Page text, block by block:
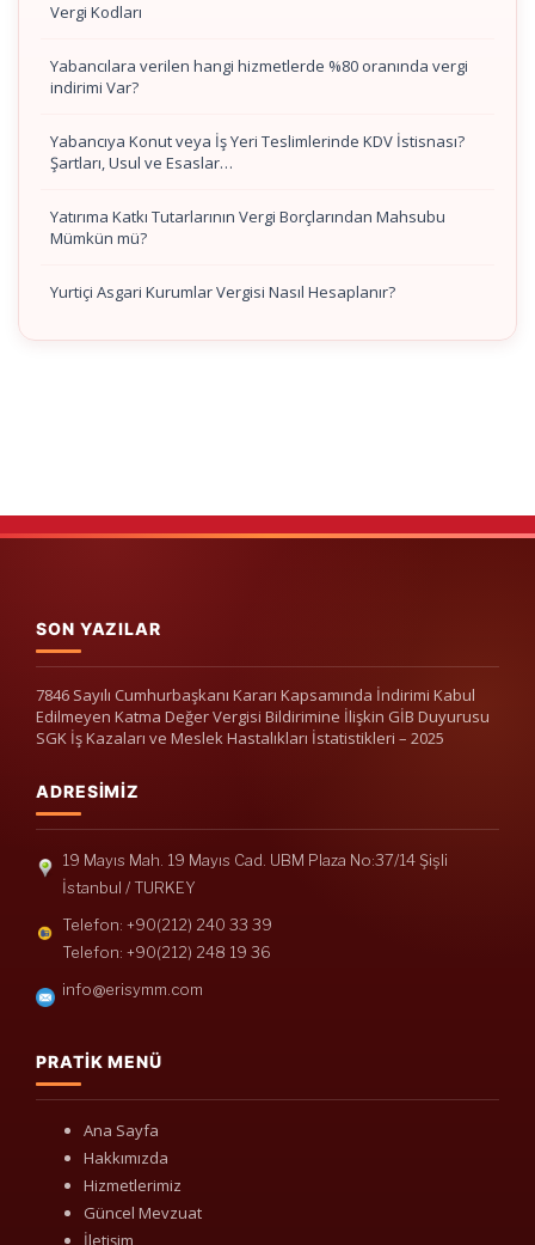
Vergi Kodları
Yabancılara verilen hangi hizmetlerde %80 oranında vergi
indirimi Var?
Yabancıya Konut veya İş Yeri Teslimlerinde KDV İstisnası?
Şartları, Usul ve Esaslar…
Yatırıma Katkı Tutarlarının Vergi Borçlarından Mahsubu
Mümkün mü?
Yurtiçi Asgari Kurumlar Vergisi Nasıl Hesaplanır?
SON YAZILAR
7846 Sayılı Cumhurbaşkanı Kararı Kapsamında İndirimi Kabul
Edilmeyen Katma Değer Vergisi Bildirimine İlişkin GİB Duyurusu
SGK İş Kazaları ve Meslek Hastalıkları İstatistikleri – 2025
ADRESIMIZ
19 Mayıs Mah. 19 Mayıs Cad. UBM Plaza No:37/14 Şişli
İstanbul / TURKEY
Telefon: +90(212) 240 33 39
Telefon: +90(212) 248 19 36
info@erisymm.com
PRATIK MENÜ
Ana Sayfa
Hakkımızda
Hizmetlerimiz
Güncel Mevzuat
İletişim